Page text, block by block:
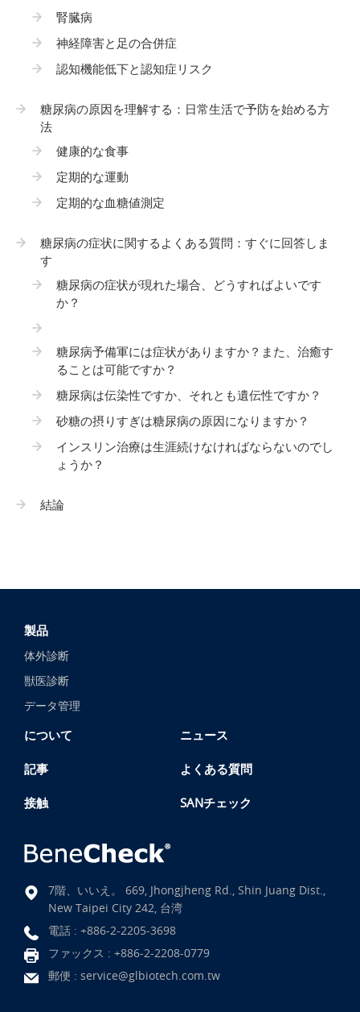
腎臓病
神経障害と足の合併症
認知機能低下と認知症リスク
糖尿病の原因を理解する：日常生活で予防を始める方
法
健康的な食事
定期的な運動
定期的な血糖値測定
糖尿病の症状に関するよくある質問：すぐに回答しま
す
糖尿病の症状が現れた場合、どうすればよいです
か？
糖尿病予備軍には症状がありますか？また、治癒す
ることは可能ですか？
糖尿病は伝染性ですか、それとも遺伝性ですか？
砂糖の摂りすぎは糖尿病の原因になりますか？
インスリン治療は生涯続けなければならないのでし
ょうか？
結論
製品
体外診断
獣医診断
データ管理
について ニュース
記事 よくある質問
接触 SANチェック
7階、いいえ。 669, Jhongjheng Rd., Shin Juang Dist.,
New Taipei City 242, 台湾
電話 : +886-2-2205-3698
ファックス : +886-2-2208-0779
郵便 : service@glbiotech.com.tw